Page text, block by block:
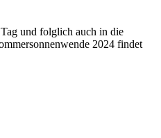
und folglich auch in die
2024 findet